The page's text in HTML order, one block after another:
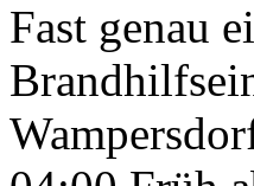
Fast genau